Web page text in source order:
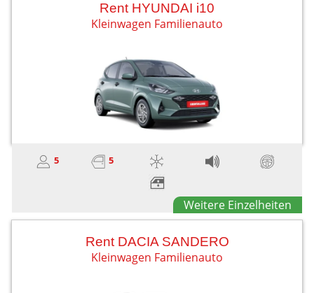
Rent HYUNDAI i10
Kleinwagen Familienauto
5 5
Weitere Einzelheiten
Rent DACIA SANDERO
Kleinwagen Familienauto